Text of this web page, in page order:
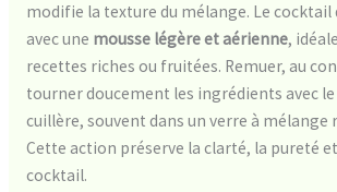
modifie la texture du mélange. Le cocktail
avec une mousse légère et aérienne,
recettes riches ou fruitées. Remuer, au
tourner doucement les ingrédients avec le
cuillère, souvent dans un verre à mélange
Cette action préserve la clarté, la pureté
cocktail.